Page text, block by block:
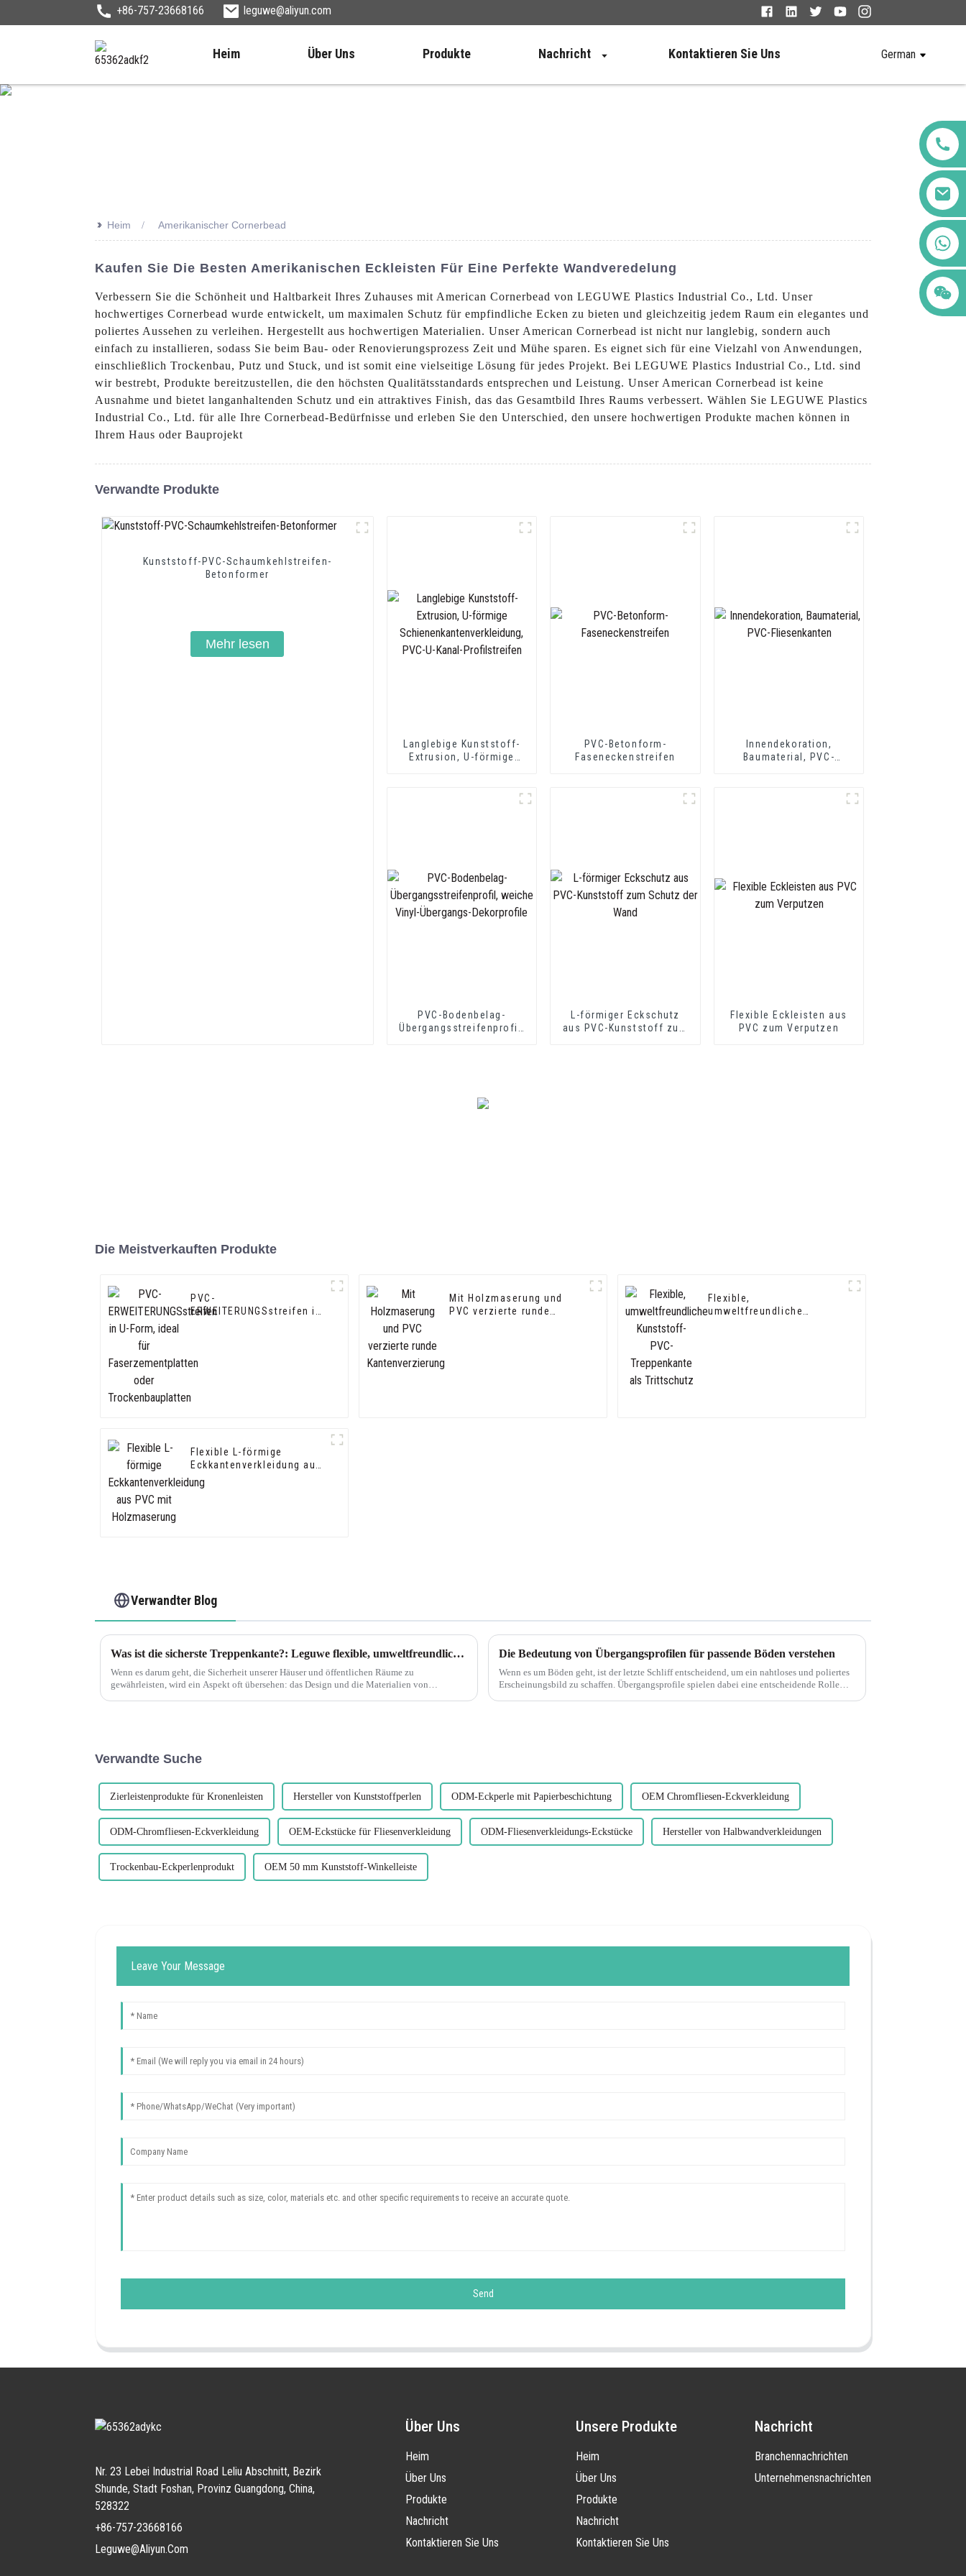
+86-757-23668166 leguwe@aliyun.com
Heim Über Uns Produkte Nachricht Kontaktieren Sie Uns German
+86 123456789122
>> Heim Amerikanischer Cornerbead
Kaufen Sie Die Besten Amerikanischen Eckleisten Für Eine Perfekte Wandveredelung
Verbessern Sie die Schönheit und Haltbarkeit Ihres Zuhauses mit American Cornerbead von LEGUWE Plastics Industrial Co., Ltd. Unser
hochwertiges Cornerbead wurde entwickelt, um maximalen Schutz für empfindliche Ecken zu bieten und gleichzeitig jedem Raum ein elegantes und
poliertes Aussehen zu verleihen. Hergestellt aus hochwertigen Materialien. Unser American Cornerbead ist nicht nur langlebig, sondern auch
einfach zu installieren, sodass Sie beim Bau- oder Renovierungsprozess Zeit und Mühe sparen. Es eignet sich für eine Vielzahl von Anwendungen,
einschließlich Trockenbau, Putz und Stuck, und ist somit eine vielseitige Lösung für jedes Projekt. Bei LEGUWE Plastics Industrial Co., Ltd. sind
wir bestrebt, Produkte bereitzustellen, die den höchsten Qualitätsstandards entsprechen und Leistung. Unser American Cornerbead ist keine
Ausnahme und bietet langanhaltenden Schutz und ein attraktives Finish, das das Gesamtbild Ihres Raums verbessert. Wählen Sie LEGUWE Plastics
Industrial Co., Ltd. für alle Ihre Cornerbead-Bedürfnisse und erleben Sie den Unterschied, den unsere hochwertigen Produkte machen können in
Ihrem Haus oder Bauprojekt
Verwandte Produkte
Kunststoff-PVC-Schaumkehlstreifen-
Betonformer
Mehr lesen
Langlebige Kunststoff-
Extrusion, U-förmige
PVC-Betonform-
Faseneckenstreifen
Innendekoration,
Baumaterial, PVC-
PVC-Bodenbelag-
Übergangsstreifenprofil,
L-förmiger Eckschutz
aus PVC-Kunststoff zum
Flexible Eckleisten aus
PVC zum Verputzen
Die Meistverkauften Produkte
PVC-
ERWEITERUNGSstreifen in
Mit Holzmaserung und
PVC verzierte runde
Flexible,
umweltfreundliche
Flexible L-förmige
Eckkantenverkleidung aus
PVC mit Holzmaserung
Verwandter Blog
Was ist die sicherste Treppenkante?: Leguwe flexible, umweltfreundliche Kunststoff-PVC-Treppenschnalle
Wenn es darum geht, die Sicherheit unserer Häuser und öffentlichen Räume zu
gewährleisten, wird ein Aspekt oft übersehen: das Design und die Materialien von
Die Bedeutung von Übergangsprofilen für passende Böden verstehen
Wenn es um Böden geht, ist der letzte Schliff entscheidend, um ein nahtloses und poliertes
Erscheinungsbild zu schaffen. Übergangsprofile spielen dabei eine entscheidende Rolle
Verwandte Suche
Zierleistenprodukte für Kronenleisten Hersteller von Kunststoffperlen ODM-Eckperle mit Papierbeschichtung OEM Chromfliesen-Eckverkleidung
ODM-Chromfliesen-Eckverkleidung OEM-Eckstücke für Fliesenverkleidung ODM-Fliesenverkleidungs-Eckstücke Hersteller von Halbwandverkleidungen
Trockenbau-Eckperlenprodukt OEM 50 mm Kunststoff-Winkelleiste
Leave Your Message
Send
Nr. 23 Lebei Industrial Road Leliu Abschnitt, Bezirk
Shunde, Stadt Foshan, Provinz Guangdong, China,
528322
+86-757-23668166
Leguwe@aliyun.com
Über Uns
Heim
Über Uns
Produkte
Nachricht
Kontaktieren Sie Uns
Unsere Produkte
Heim
Über Uns
Produkte
Nachricht
Kontaktieren Sie Uns
Nachricht
Branchennachrichten
Unternehmensnachrichten